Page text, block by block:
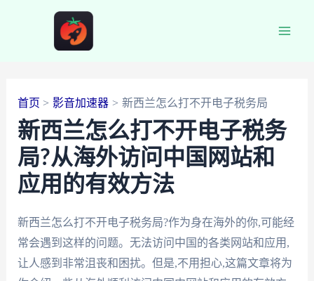
首页 影音加速器 新西兰怎么打不开电子税务局
新西兰怎么打不开电子税务
局?从海外访问中国网站和
应用的有效方法
新西兰怎么打不开电子税务局?作为身在海外的你,可能经
常会遇到这样的问题。无法访问中国的各类网站和应用,
让人感到非常沮丧和困扰。但是,不用担心,这篇文章将为